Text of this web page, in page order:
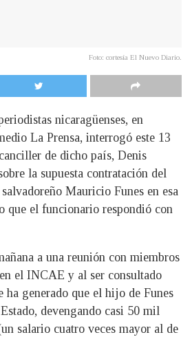
Foto: cortesía El Nuevo Diario.
nicaragüenses, en
La Prensa, interrogó este 13
de dicho país, Denis
la supuesta contratación del
Mauricio Funes en esa
que el funcionario respondió con
a una reunión con miembros
el INCAE y al ser consultado
ha generado que el hijo de Funes
devengando casi 50 mil
salario cuatro veces mayor al de